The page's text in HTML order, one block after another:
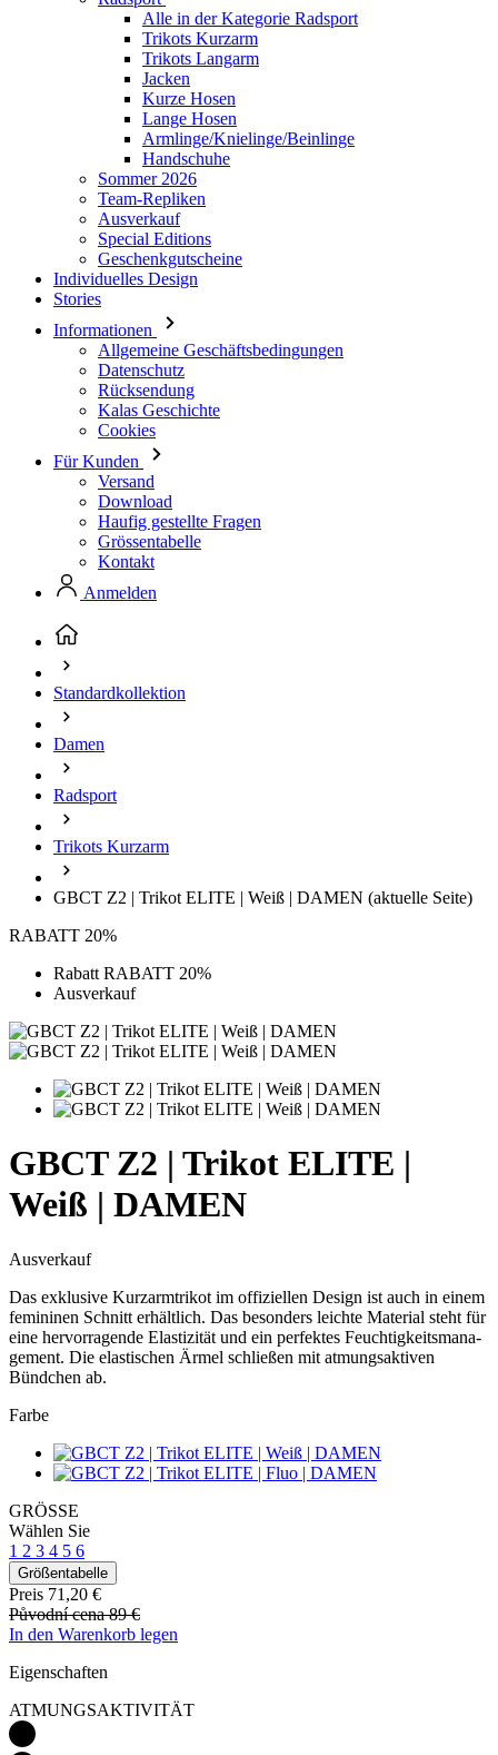
Alle in der Kategorie Radsport
Trikots Kurzarm
Trikots Langarm
Jacken
Kurze Hosen
Lange Hosen
Armlinge/Knielinge/Beinlinge
Handschuhe
Sommer 2026
Team-Repliken
Ausverkauf
Special Editions
Geschenkgutscheine
Individuelles Design
Stories
Informationen
Allgemeine Geschäftsbedingungen
Datenschutz
Rücksendung
Kalas Geschichte
Cookies
Für Kunden
Versand
Download
Haufig gestellte Fragen
Grössentabelle
Kontakt
Anmelden
Standardkollektion
Damen
Radsport
Trikots Kurzarm
GBCT Z2 | Trikot ELITE | Weiß | DAMEN (aktuelle Seite)
RABATT 20%
Rabatt RABATT 20%
Ausverkauf
GBCT Z2 | Trikot ELITE |
Weiß | DAMEN
Ausverkauf
Das exklusive Kurzarmtrikot im offiziellen Design ist auch in einem
femininen Schnitt erhältlich. Das besonders leichte Material steht für
eine hervorragende Elastizität und ein perfektes Feuchtigkeitsmana-
gement. Die elastischen Ärmel schließen mit atmungsaktiven
Bündchen ab.
Farbe
GRÖSSE
Wählen Sie
1 2 3 4 5 6
Größentabelle
Preis 71,20 €
Původní cena89 €
In den Warenkorb legen
Eigenschaften
ATMUNGSAKTIVITÄT